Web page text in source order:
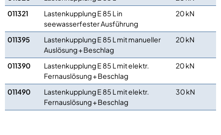
011321
Lastenkupplung E 85 L in
seewasserfester Ausführung
20 kN
011395
Lastenkupplung E 85 L mit manueller
Auslösung + Beschlag
20 kN
011390
Lastenkupplung E 85 L mit elektr.
Fernauslösung + Beschlag
20 kN
011490
Lastenkupplung E 85 L mit elektr.
Fernauslösung + Beschlag
30 kN